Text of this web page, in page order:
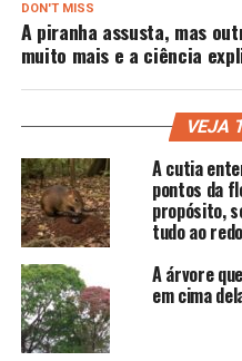
DON'T MISS
A piranha assusta, mas
muito mais e a ciência
VEJA
A cutia
pontos da
propósito,
tudo ao
A árvore
em cima